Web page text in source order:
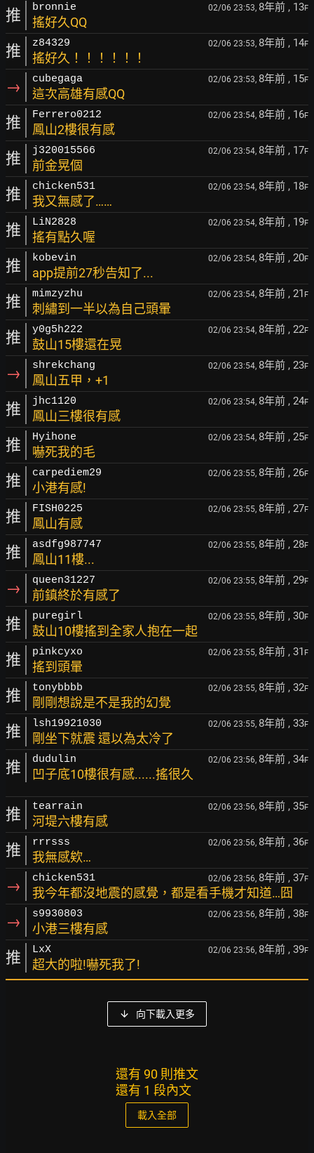
推 bronnie 02/06 23:53, 8年前 , 13F
搖好久QQ
推 z84329 02/06 23:53, 8年前 , 14F
搖好久！！！！！！
→ cubegaga 02/06 23:53, 8年前 , 15F
這次高雄有感QQ
推 Ferrero0212 02/06 23:54, 8年前 , 16F
鳳山2樓很有感
推 j320015566 02/06 23:54, 8年前 , 17F
前金晃個
推 chicken531 02/06 23:54, 8年前 , 18F
我又無感了……
推 LiN2828 02/06 23:54, 8年前 , 19F
搖有點久喔
推 kobevin 02/06 23:54, 8年前 , 20F
app提前27秒告知了...
推 mimzyzhu 02/06 23:54, 8年前 , 21 F
刺繡到一半以為自己頭暈
推 y0g5h222 02/06 23:54, 8年前 , 22F
鼓山15樓還在晃
→ shrekchang 02/06 23:54, 8年前 , 23F
鳳山五甲，+1
推 jhc1120 02/06 23:54, 8年前 , 24F
鳳山三樓很有感
推 Hyihone 02/06 23:54, 8年前 , 25F
嚇死我的毛
推 carpediem29 02/06 23:55, 8年前 , 26F
小港有感!
推 FISH0225 02/06 23:55, 8年前 , 27F
鳳山有感
推 asdfg987747 02/06 23:55, 8年前 , 28F
鳳山11樓...
→ queen31227 02/06 23:55, 8年前 , 29F
前鎮終於有感了
推 puregirl 02/06 23:55, 8年前 , 30F
鼓山10樓搖到全家人抱在一起
推 pinkcyxo 02/06 23:55, 8年前 , 31 F
搖到頭暈
推 tonybbbb 02/06 23:55, 8年前 , 32F
剛剛想說是不是我的幻覺
推 lsh19921030 02/06 23:55, 8年前 , 33F
剛坐下就震 還以為太冷了
推 dudulin 02/06 23:56, 8年前 , 34F
凹子底10樓很有感......搖很久
推 tearrain 02/06 23:56, 8年前 , 35F
河堤六樓有感
推 rrrsss 02/06 23:56, 8年前 , 36F
我無感欸…
→ chicken531 02/06 23:56, 8年前 , 37F
我今年都沒地震的感覺，都是看手機才知道…囧
→ s9930803 02/06 23:56, 8年前 , 38F
小港三樓有感
推 LxX 02/06 23:56, 8年前 , 39F
超大的啦!嚇死我了!
向下載入更多
還有 90 則推文
還有 1 段內文
載入全部